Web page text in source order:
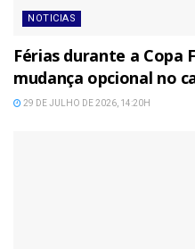
NOTICIAS
Férias durante a Copa
mudança opcional no
29 DE JULHO DE 2026, 14:20H